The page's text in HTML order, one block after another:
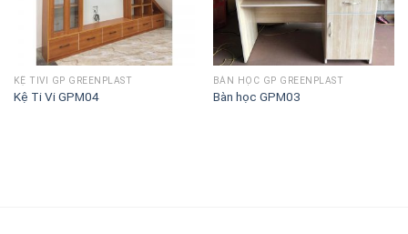
KỆ TIVI GP GREENPLAST
Kệ Ti Vi GPM04
BÀN HỌC GP GREENPLAST
Bàn học GPM03